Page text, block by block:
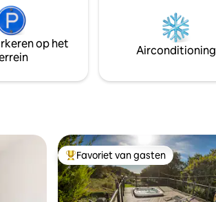
boven
hond is
en
op het
Airconditioning
Topfavoriet van gasten
Favoriet van gasten